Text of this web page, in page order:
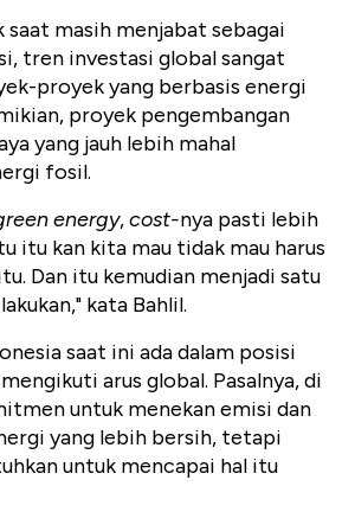
saat masih menjabat sebagai
tren investasi global sangat
proyek yang berbasis energi
proyek pengembangan
yang jauh lebih mahal
fosil.
energy,cost-nya pasti lebih
itu kan kita mau tidak mau harus
Dan itu kemudian menjadi satu
kata Bahlil.
saat ini ada dalam posisi
arus global. Pasalnya, di
untuk menekan emisi dan
yang lebih bersih, tetapi
untuk mencapai hal itu